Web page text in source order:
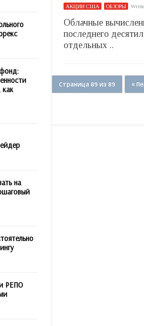
как
на
РЕПО
АКЦИИ США ОБЗОРЫ
Облачные
последнего
отдельных ..
Страница 89 из 89 «